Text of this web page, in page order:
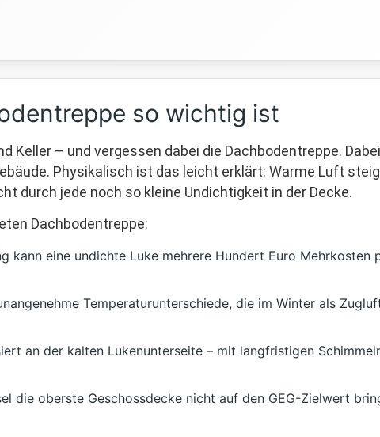
so wichtig ist
Keller – und vergessen dabei die Dachbodentreppe.
Physikalisch ist das leicht erklärt: Warme Luft
durch jede noch so kleine Undichtigkeit in der Decke.
Dachbodentreppe:
kann eine undichte Luke mehrere Hundert Euro Mehrkosten
Temperaturunterschiede, die im Winter als
an der kalten Lukenunterseite – mit langfristigen
die oberste Geschossdecke nicht auf den GEG-Zielwert